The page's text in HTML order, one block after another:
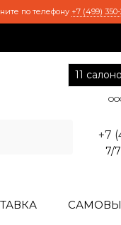
по телефону +7 (499)
11
+7
7/7